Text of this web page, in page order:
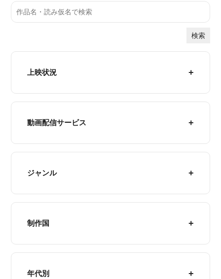
検索
上映状況
動画配信サービス
ジャンル
制作国
年代別